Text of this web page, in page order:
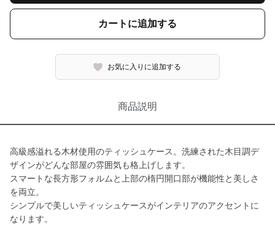
カートに追加する
お気に入りに追加する
商品説明
高級感溢れる木材使用のティッシュケース。洗練された木目調デ
ザインがどんな部屋の雰囲気も格上げします。
スマートな長方形フォルムと上部の楕円開口部が機能性と美しさ
を両立。
シンプルで美しいティッシュケースがインテリアのアクセントに
なります。